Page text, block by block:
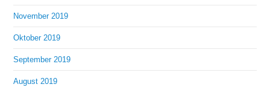
November 2019
Oktober 2019
September 2019
August 2019